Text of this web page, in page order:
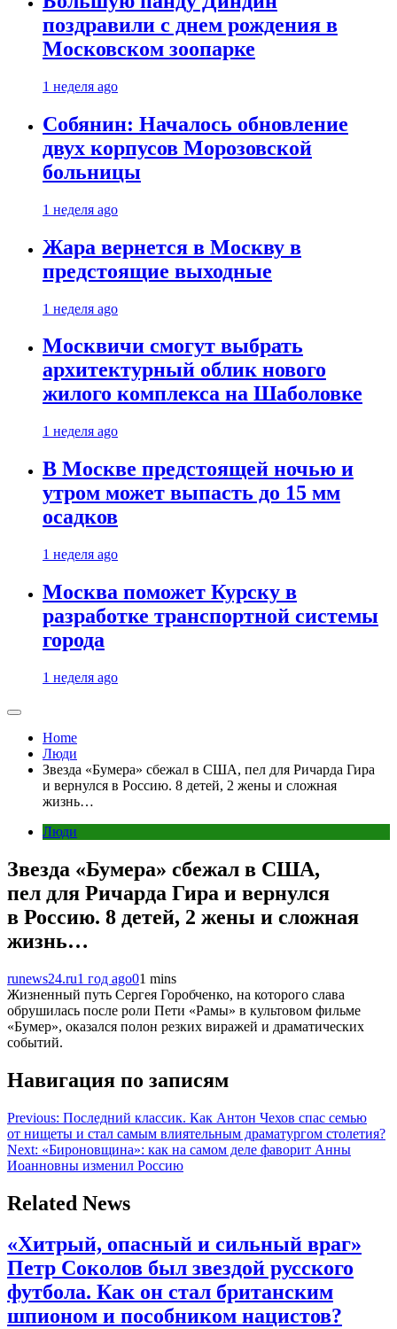
поздравили с днем рождения в
Московском зоопарке
1 неделя ago
Собянин: Началось обновление
двух корпусов Морозовской
больницы
1 неделя ago
Жара вернется в Москву в
предстоящие выходные
1 неделя ago
Москвичи смогут выбрать
архитектурный облик нового
жилого комплекса на Шаболовке
1 неделя ago
В Москве предстоящей ночью и
утром может выпасть до 15 мм
осадков
1 неделя ago
Москва поможет Курску в
разработке транспортной системы
города
1 неделя ago
Home
Люди
Звезда «Бумера» сбежал в США, пел для Ричарда Гира
и вернулся в Россию. 8 детей, 2 жены и сложная
жизнь…
Люди
Звезда «Бумера» сбежал в США,
пел для Ричарда Гира и вернулся
в Россию. 8 детей, 2 жены и сложная
жизнь…
runews24.ru1 год ago01 mins
Жизненный путь Сергея Горобченко, на которого слава
обрушилась после роли Пети «Рамы» в культовом фильме
«Бумер», оказался полон резких виражей и драматических
событий.
Навигация по записям
Previous: Последний классик. Как Антон Чехов спас семью
от нищеты и стал самым влиятельным драматургом столетия?
Next: «Бироновщина»: как на самом деле фаворит Анны
Иоанновны изменил Россию
Related News
«Хитрый, опасный и сильный враг»
Петр Соколов был звездой русского
футбола. Как он стал британским
шпионом и пособником нацистов?